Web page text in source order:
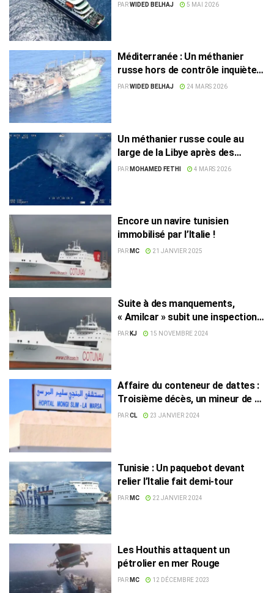
PARWIDED BELHAJ 5 MAI 2026
Méditerranée : Un méthanier
russe hors de contrôle inquiète
jusqu’en Tunisie
PARWIDED BELHAJ 24 MARS 2026
Un méthanier russe coule au
large de la Libye après des
explosions mystérieuses
PAR MOHAMED FETHI 4 MARS 2026
Encore un navire tunisien
immobilisé par l’Italie !
PAR MC 21 JANVIER 2025
Suite à des manquements,
« Amilcar » subit une inspection
en Italie
PAR KJ 15 NOVEMBRE 2024
Affaire du conteneur de dattes :
Troisième décès, un mineur de 16
ans
PARCL 23 JANVIER 2024
Tunisie : Un paquebot devant
relier l’Italie fait demi-tour
PAR MC 22 JANVIER 2024
Les Houthis attaquent un
pétrolier en mer Rouge
PAR MC 12 DÉCEMBRE 2023